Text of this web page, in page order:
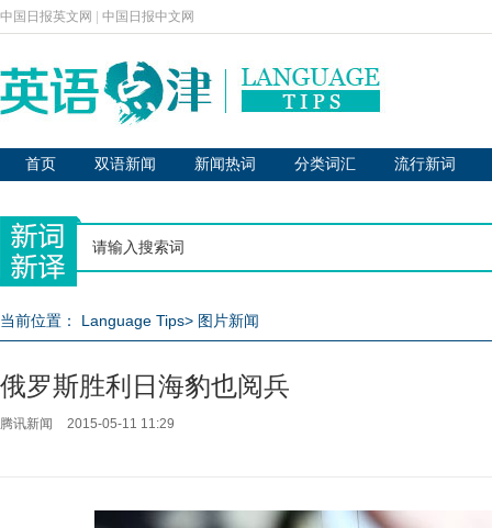
中国日报英文网 中国日报中文网
首页 双语新闻 新闻热词 分类词汇 流行新词
当前位置： Language Tips> 图片新闻
俄罗斯胜利日海豹也阅兵
腾讯新闻 2015-05-11 11:29